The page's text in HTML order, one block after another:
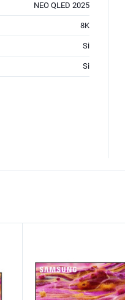
NEO QLED 2025
8K
Si
Si